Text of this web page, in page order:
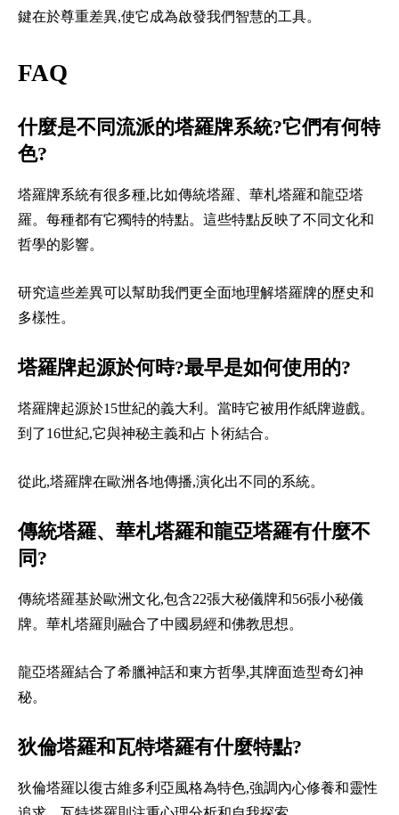
鍵在於尊重差異,使它成為啟發我們智慧的工具。
FAQ
什麼是不同流派的塔羅牌系統?它們有何特
色?
塔羅牌系統有很多種,比如傳統塔羅、華札塔羅和龍亞塔
羅。每種都有它獨特的特點。這些特點反映了不同文化和
哲學的影響。
研究這些差異可以幫助我們更全面地理解塔羅牌的歷史和
多樣性。
塔羅牌起源於何時?最早是如何使用的?
塔羅牌起源於15世紀的義大利。當時它被用作紙牌遊戲。
到了16世紀,它與神秘主義和占卜術結合。
從此,塔羅牌在歐洲各地傳播,演化出不同的系統。
傳統塔羅、華札塔羅和龍亞塔羅有什麼不
同?
傳統塔羅基於歐洲文化,包含22張大秘儀牌和56張小秘儀
牌。華札塔羅則融合了中國易經和佛教思想。
龍亞塔羅結合了希臘神話和東方哲學,其牌面造型奇幻神
秘。
狄倫塔羅和瓦特塔羅有什麼特點?
狄倫塔羅以復古維多利亞風格為特色,強調內心修養和靈性